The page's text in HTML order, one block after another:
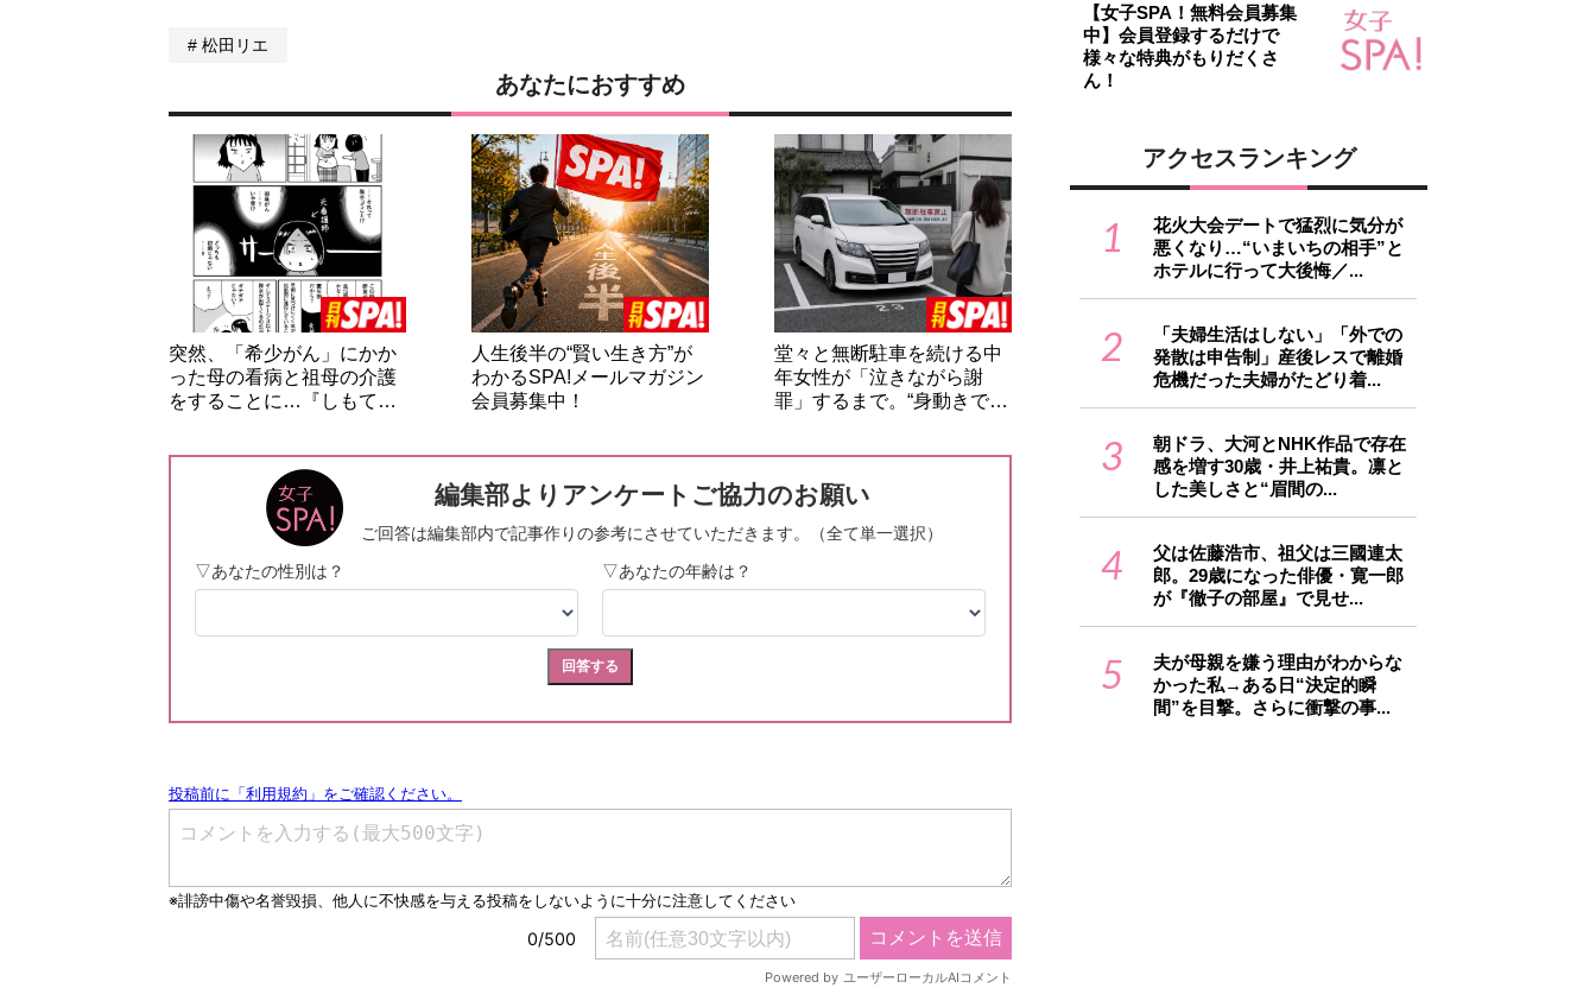
松田リエ
あなたにおすすめ
突然、「希少がん」にかか
った母の看病と祖母の介護
をすることに…『しもて…
人生後半の“賢い生き方”が
わかるSPA!メールマガジン
会員募集中！
堂々と無断駐車を続ける中
年女性が「泣きながら謝
罪」するまで。“身動きで…
【女子SPA！無料会員募集
中】会員登録するだけで
様々な特典がもりだくさ
ん！
アクセスランキング
1
花火大会デートで猛烈に気分が
悪くなり…“いまいちの相手”と
ホテルに行って大後悔／...
2
「夫婦生活はしない」「外での
発散は申告制」産後レスで離婚
危機だった夫婦がたどり着...
3
朝ドラ、大河とNHK作品で存在
感を増す30歳・井上祐貴。凛と
した美しさと“眉間の...
4
父は佐藤浩市、祖父は三國連太
郎。29歳になった俳優・寛一郎
が『徹子の部屋』で見せ...
5
夫が母親を嫌う理由がわからな
かった私→ある日“決定的瞬
間”を目撃。さらに衝撃の事...